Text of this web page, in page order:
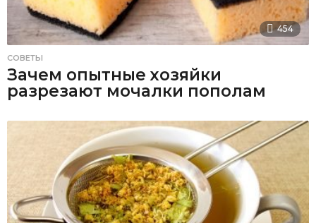
454
СОВЕТЫ
Зачем опытные хозяйки
разрезают мочалки пополам